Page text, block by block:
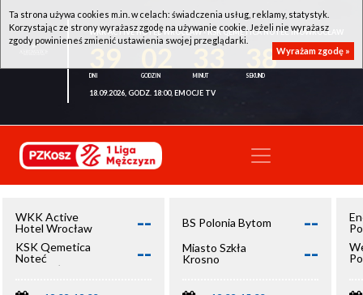
WKK ACTIVE HOTEL WROCŁAW - KSK QEMETICA NOTEĆ INOWROCŁAW
38
18.09.2026, GODZ. 18:00, EMOCJE TV
WKK Active
Hotel Wrocław
--
KSK Qemetica
Noteć
Inowrocław
--
BS Polonia Bytom --
Miasto Szkła
Krosno
--
Ta strona używa cookies m.in. w celach: świadczenia usług, reklamy, statystyk.
Korzystając ze strony wyrażasz zgodę na używanie cookie. Jeżeli nie wyrażasz
zgody powinieneś zmienić ustawienia swojej przeglądarki.
Wyrażam zgodę »